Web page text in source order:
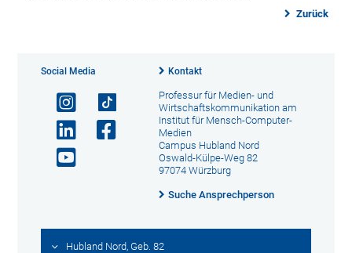
Zurück
Social Media Kontakt
Professur für Medien- und
Wirtschaftskommunikation am
Institut für Mensch-Computer-
Medien
Campus Hubland Nord
Oswald-Külpe-Weg 82
97074 Würzburg
Suche Ansprechperson
Hubland Nord, Geb. 82